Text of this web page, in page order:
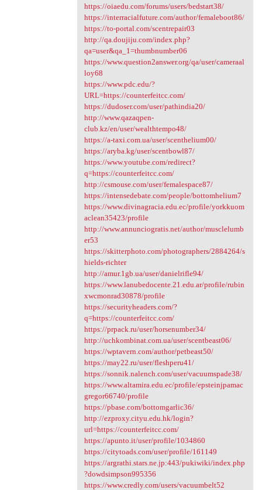
https://oiaedu.com/forums/users/bedstart38/
https://interracialfuture.com/author/femaleboot86/
https://to-portal.com/scentrepair03
http://qa.doujiju.com/index.php?
qa=user&qa_1=thumbnumber06
https://www.question2answer.org/qa/user/cameraal
loy68
https://www.pdc.edu/?
URL=https://counterfeitcc.com/
https://dudoser.com/user/pathindia20/
http://www.qazaqpen-
club.kz/en/user/wealthtempo48/
https://a-taxi.com.ua/user/scenthelium00/
https://aryba.kg/user/scentbowl87/
https://www.youtube.com/redirect?
q=https://counterfeitcc.com/
http://csmouse.com/user/femalespace87/
https://intensedebate.com/people/bottomhelium7
https://www.divinagracia.edu.ec/profile/yorkkuom
aclean35423/profile
http://www.annunciogratis.net/author/musclelumb
er53
https://skitterphoto.com/photographers/2884264/s
hields-richter
http://amur.1gb.ua/user/danielrifle94/
https://www.lanubedocente.21.edu.ar/profile/rubin
xwcmonrad30878/profile
https://securityheaders.com/?
q=https://counterfeitcc.com/
https://prpack.ru/user/horsenumber34/
http://uchkombinat.com.ua/user/scentbeast06/
https://wptavern.com/author/petbeast50/
https://may22.ru/user/fleshperu41/
https://sonnik.nalench.com/user/vacuumspade38/
https://www.altamira.edu.ec/profile/epsteinjpamac
gregor66740/profile
https://pbase.com/bottomgarlic36/
http://ezproxy.cityu.edu.hk/login?
url=https://counterfeitcc.com/
https://apunto.it/user/profile/1034860
https://citytoads.com/user/profile/161149
https://argrathi.stars.ne.jp:443/pukiwiki/index.php
?dowdsimpson995356
https://www.credly.com/users/vacuumbelt52